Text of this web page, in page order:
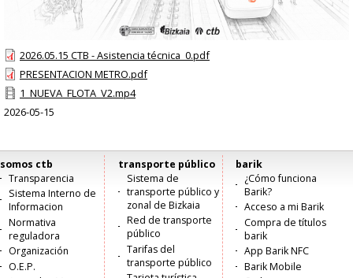
2026.05.15 CTB - Asistencia técnica_0.pdf
PRESENTACION METRO.pdf
1_NUEVA_FLOTA_V2.mp4
2026-05-15
Menú
principal
somos ctb
Transparencia
Sistema Interno de
Informacion
Normativa
reguladora
Organización
O.E.P.
transporte público
Sistema de
transporte público y
zonal de Bizkaia
Red de transporte
público
Tarifas del
transporte público
barik
¿Cómo funciona
Barik?
Acceso a mi Barik
Compra de títulos
barik
App Barik NFC
Barik Mobile